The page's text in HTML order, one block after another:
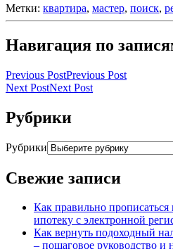
Метки: квартира, мастер, поиск,
Навигация по
Previous PostPrevious Post
Next PostNext Post
Рубрики
Рубрики
Свежие записи
Как правильно
ипотеку с электронной
Как вернуть подоходный
– пошаговое руководство